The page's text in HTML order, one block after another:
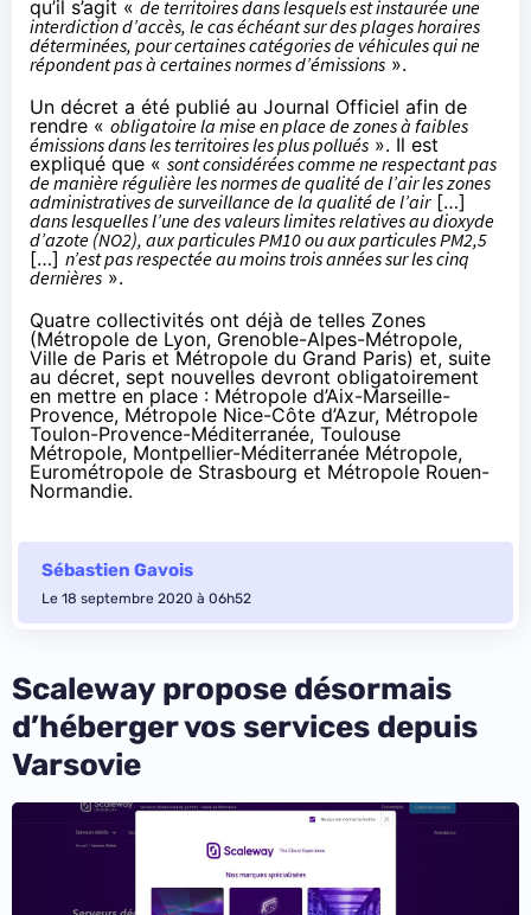
qu’il s’agit « de territoires dans lesquels est instaurée une
interdiction d’accès, le cas échéant sur des plages horaires
déterminées, pour certaines catégories de véhicules qui ne
répondent pas à certaines normes d’émissions ».
Un décret a été publié au Journal Officiel afin de
rendre « obligatoire la mise en place de zones à faibles
émissions dans les territoires les plus pollués ». Il est
expliqué que « sont considérées comme ne respectant pas
de manière régulière les normes de qualité de l’air les zones
administratives de surveillance de la qualité de l’air[…]
dans lesquelles l’une des valeurs limites relatives au dioxyde
d’azote (NO2), aux particules PM10 ou aux particules PM2,5
[…] n’est pas respectée au moins trois années sur les cinq
dernières».
Quatre collectivités ont déjà de telles Zones
(Métropole de Lyon, Grenoble-Alpes-Métropole,
Ville de Paris et Métropole du Grand Paris) et, suite
au décret, sept nouvelles devront obligatoirement
en mettre en place : Métropole d’Aix-Marseille-
Provence, Métropole Nice-Côte d’Azur, Métropole
Toulon-Provence-Méditerranée, Toulouse
Métropole, Montpellier-Méditerranée Métropole,
Eurométropole de Strasbourg et Métropole Rouen-
Normandie.
Sébastien Gavois
Le 18 septembre 2020 à 06h52
Scaleway propose désormais
d’héberger vos services depuis
Varsovie